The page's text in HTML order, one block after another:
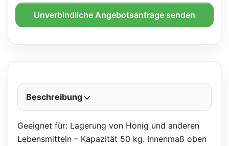
Unverbindliche Angebotsanfrage senden
Beschreibung
Geeignet für: Lagerung von Honig und anderen
Lebensmitteln – Kapazität 50 kg. Innenmaß oben